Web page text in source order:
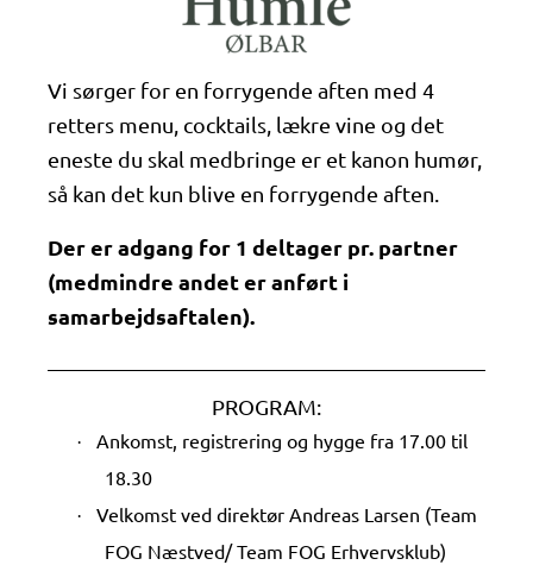
Vi sørger for en forrygende aften med 4
retters menu, cocktails, lækre vine og det
eneste du skal medbringe er et kanon humør,
så kan det kun blive en forrygende aften.
Der er adgang for 1 deltager pr. partner
(medmindre andet er anført i
samarbejdsaftalen).
PROGRAM:
·
Ankomst, registrering og hygge fra 17.00 til
18.30
·
Velkomst ved direktør Andreas Larsen (Team
FOG Næstved/ Team FOG Erhvervsklub)